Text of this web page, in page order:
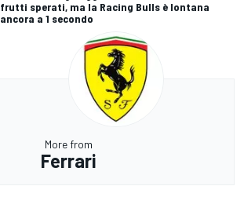
frutti sperati, ma la Racing Bulls è lontana
ancora a 1 secondo
More from
Ferrari